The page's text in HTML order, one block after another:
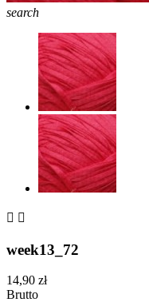
search
 
week13_72
14,90 zł
Brutto